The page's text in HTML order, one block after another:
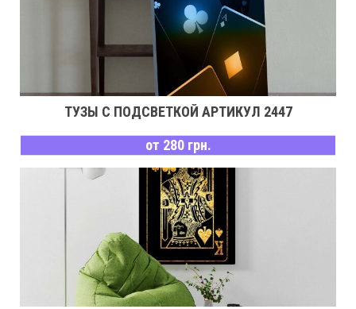
ТУЗЫ С ПОДСВЕТКОЙ АРТИКУЛ 2447
от 280 грн.